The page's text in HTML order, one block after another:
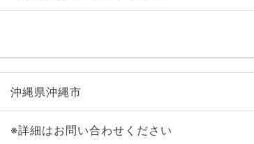
沖縄県沖縄市
※詳細はお問い合わせください